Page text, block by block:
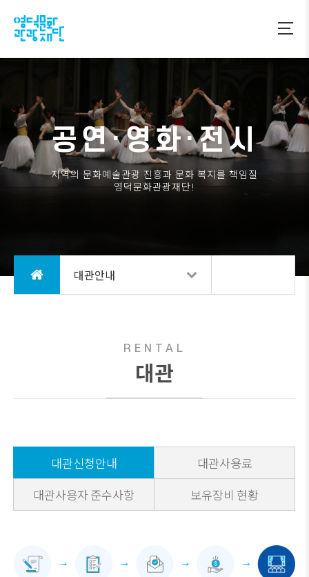
공연·영화·전시
지역의 문화예술관광 진흥과 문화 복지를 책임질
영덕문화관광재단!
대관안내
RENTAL
대관
대관신청안내 대관사용료
대관사용자 준수사항 보유장비 현황